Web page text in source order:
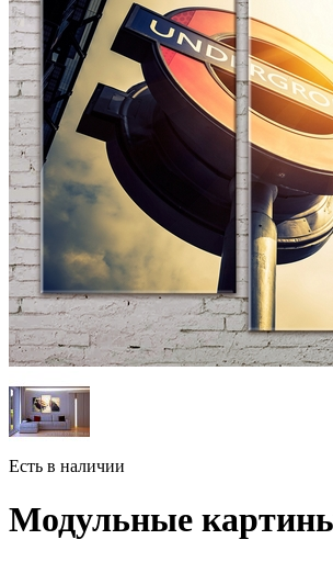
Есть в наличии
Модульные